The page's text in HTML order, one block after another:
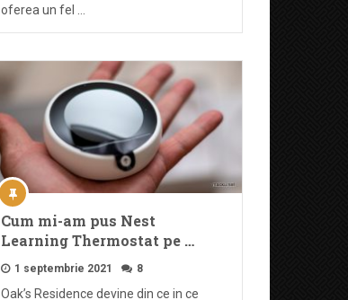
oferea un fel …
Cum mi-am pus Nest
Learning Thermostat pe …
1 septembrie 2021 8
Oak’s Residence devine din ce in ce